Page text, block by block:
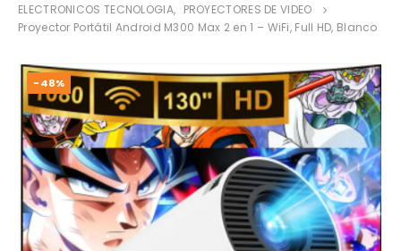
ELECTRONICOS TECNOLOGIA, PROYECTORES DE VIDEO
Proyector Portátil Android M300 Max 2 en 1 – WiFi, Full HD, Blanco
-48%